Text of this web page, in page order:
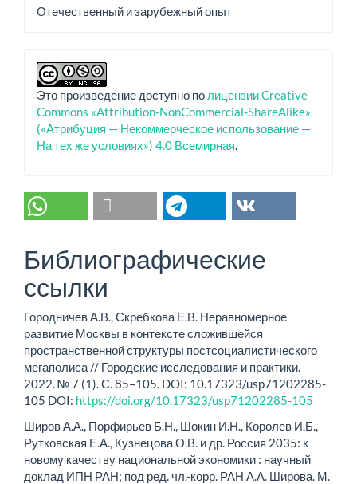
Отечественный и зарубежный опыт
Это произведение доступно по лицензии Creative
Commons «Attribution-NonCommercial-ShareAlike»
(«Атрибуция — Некоммерческое использование —
На тех же условиях») 4.0 Всемирная.
Библиографические
ссылки
Городничев А.В., Скребкова Е.В. Неравномерное
развитие Москвы в контексте сложившейся
пространственной структуры постсоциалистического
мегаполиса // Городские исследования и практики.
2022. № 7 (1). С. 85–105. DOI: 10.17323/usp71202285-
105 DOI: https://doi.org/10.17323/usp71202285-105
Широв А.А., Порфирьев Б.Н., Шокин И.Н., Королев И.Б.,
Рутковская Е.А., Кузнецова О.В. и др. Россия 2035: к
новому качеству национальной экономики : научный
доклад ИПН РАН; под ред. чл.-корр. РАН А.А. Широва. М.